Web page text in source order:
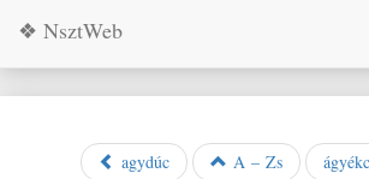
❖ NsztWeb
agydúc A – Zs